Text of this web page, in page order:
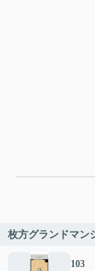
枚方グランドマン
103